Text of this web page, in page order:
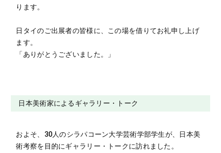
ります。
日タイのご出展者の皆様に、この場を借りてお礼申し上げ
ます。
「ありがとうございました。」
日本美術家によるギャラリー・トーク
およそ、30人のシラパコーン大学芸術学部学生が、日本美
術考察を目的にギャラリー・トークに訪れました。